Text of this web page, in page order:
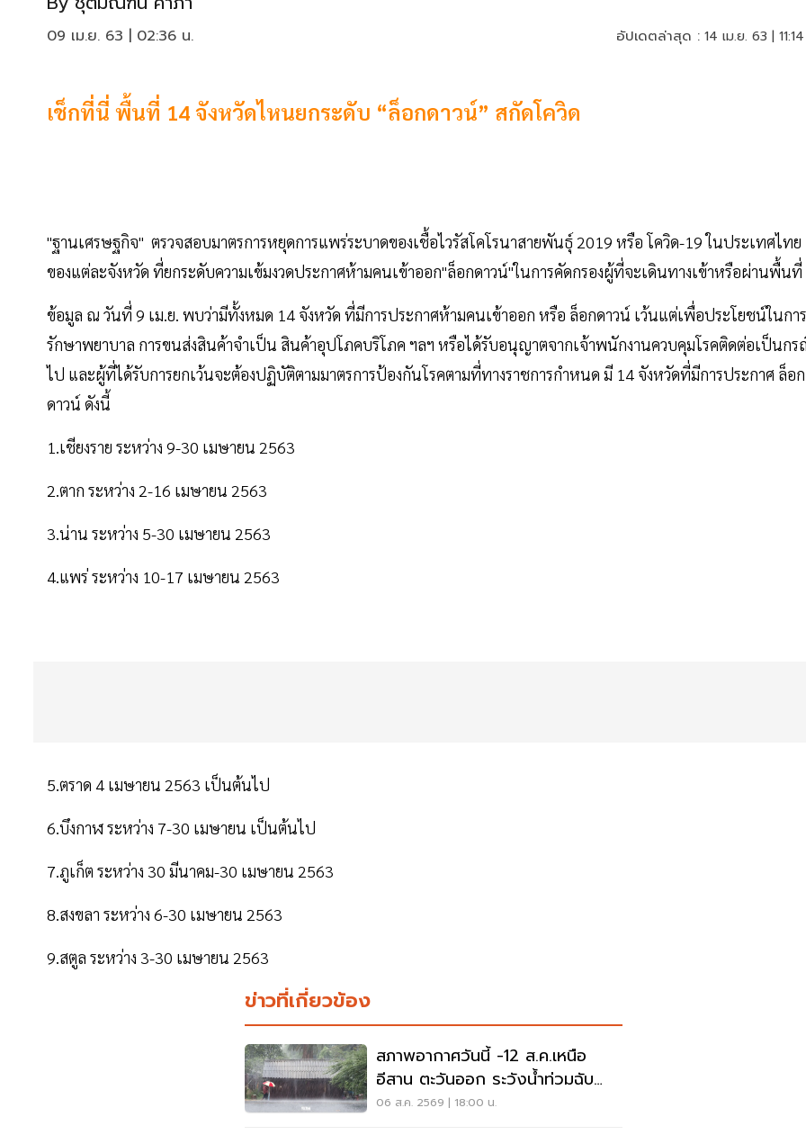
09 เม.ย. 63 | 02:36 น. อัปเดตล่าสุด : 14 เม.ย. 63 |
เช็กที่นี่ พื้นที่ 14 จังหวัดไหนยกระดับ “ล็อกดาวน์” สกัดโควิด
"ฐานเศรษฐกิจ" ตรวจสอบมาตรการหยุดการแพร่ระบาดของเชื้อไวรัสโคโรนาสายพันธุ์ 2019 หรือ โควิด-19 ในประเทศไทย
ของแต่ละจังหวัด ที่ยกระดับความเข้มงวดประกาศห้ามคนเข้าออก"ล็อกดาวน์"ในการคัดกรองผู้ที่จะเดินทางเข้าหรือผ่านพื้นที่
ข้อมูล ณ วันที่ 9 เม.ย. พบว่ามีทั้งหมด 14 จังหวัด ที่มีการประกาศห้ามคนเข้าออก หรือ ล็อกดาวน์ เว้นแต่เพื่อประโยชน์ในการ
รักษาพยาบาล การขนส่งสินค้าจำเป็น สินค้าอุปโภคบริโภค ฯลฯ หรือได้รับอนุญาตจากเจ้าพนักงานควบคุมโรคติดต่อเป็นก
ไป และผู้ที่ได้รับการยกเว้นจะต้องปฏิบัติตามมาตรการป้องกันโรคตามที่ทางราชการกำหนด มี 14 จังหวัดที่มีการประกาศ ล็อก
ดาวน์ ดังนี้
1.เชียงราย ระหว่าง 9-30 เมษายน 2563
2.ตาก ระหว่าง 2-16 เมษายน 2563
3.น่าน ระหว่าง 5-30 เมษายน 2563
4.แพร่ ระหว่าง 10-17 เมษายน 2563
5.ตราด 4 เมษายน 2563 เป็นต้นไป
6.บึงกาฬ ระหว่าง 7-30 เมษายน เป็นต้นไป
7.ภูเก็ต ระหว่าง 30 มีนาคม-30 เมษายน 2563
8.สงขลา ระหว่าง 6-30 เมษายน 2563
9.สตูล ระหว่าง 3-30 เมษายน 2563
ข่าวที่เกี่ยวข้อง
สภาพอากาศวันนี้ -12 ส.ค.เหนือ
อีสาน ตะวันออก ระวังน้ำท่วมฉับ
พลัน น้ำป่าไหลหลาก
06 ส.ค. 2569 | 18:00 น.